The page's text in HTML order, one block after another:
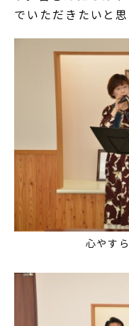
でいただきたいと思
心やす